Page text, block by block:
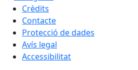
Crèdits
Contacte
Protecció de dades
Avís legal
Accessibilitat